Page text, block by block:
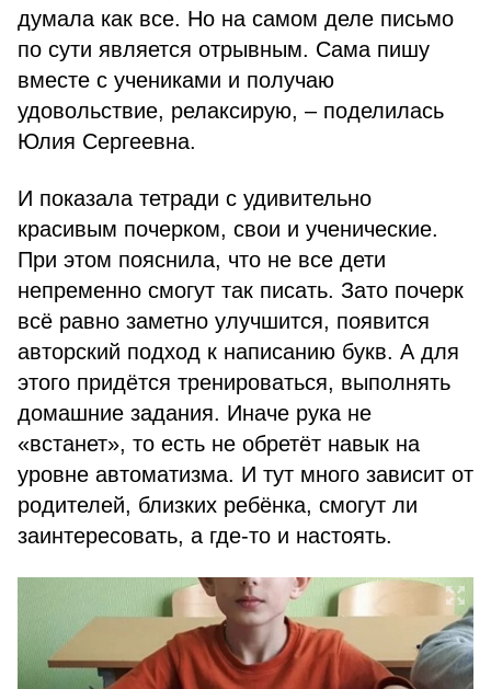
думала как все. Но на самом деле письмо
по сути является отрывным. Сама пишу
вместе с учениками и получаю
удовольствие, релаксирую, – поделилась
Юлия Сергеевна.
И показала тетради с удивительно
красивым почерком, свои и ученические.
При этом пояснила, что не все дети
непременно смогут так писать. Зато почерк
всё равно заметно улучшится, появится
авторский подход к написанию букв. А для
этого придётся тренироваться, выполнять
домашние задания. Иначе рука не
«встанет», то есть не обретёт навык на
уровне автоматизма. И тут много зависит от
родителей, близких ребёнка, смогут ли
заинтересовать, а где-то и настоять.